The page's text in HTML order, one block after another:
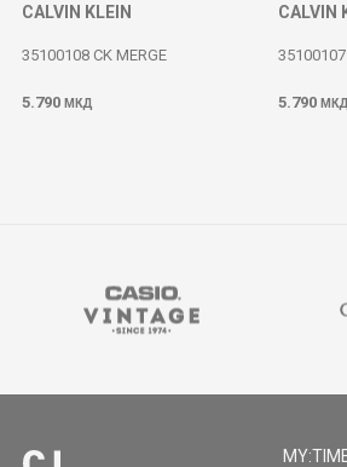
CALVIN KLEIN
35100108 CK MERGE
5.790 МКД
CALVIN
35100107
5.790 МКД